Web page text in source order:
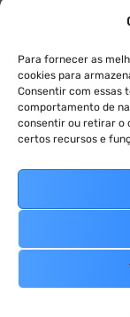
Para fornecer as
cookies para
Consentir com essas
comportamento de
consentir ou retirar o
certos recursos e
Google Ads:
com mais
Partilhamos
melhorar os
READ MORE